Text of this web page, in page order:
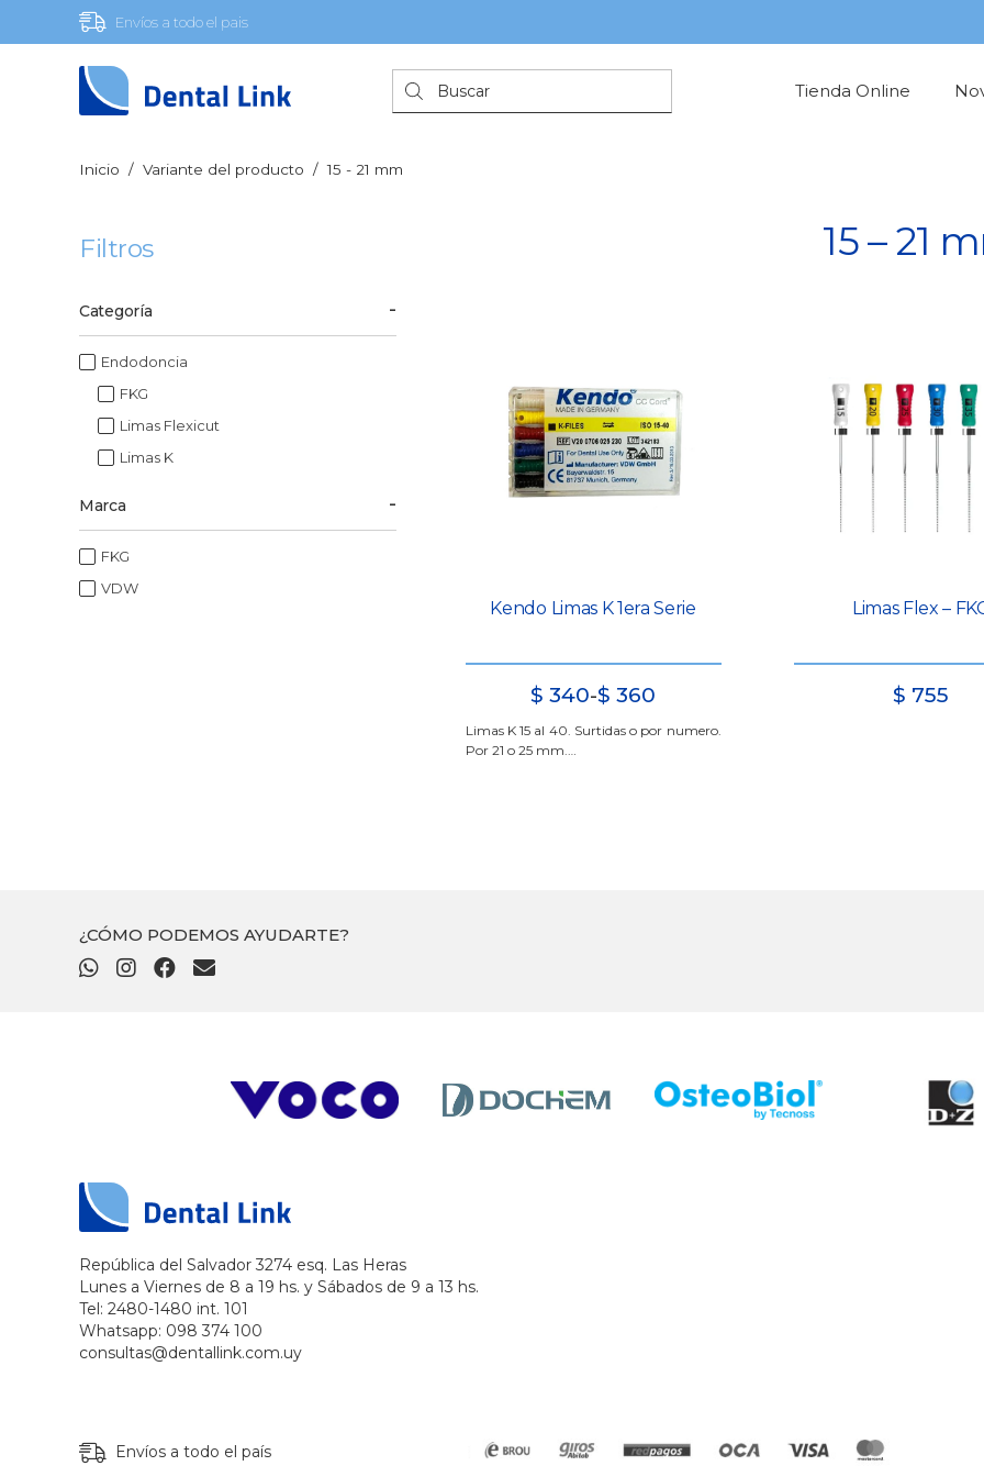
Envíos a todo el pais
Búsqueda
de
productos
Tienda Online
Inicio / Variante del producto / 15 - 21 mm
Filtros
Categoría
Endodoncia
FKG
Limas Flexicut
Limas K
Marca
FKG
VDW
15 – 21
Kendo Limas K 1era Serie
$340-$360
Rango
de
precios:
Limas K 15 al 40. Surtidas o por numero.
Por 21 o 25 mm.…
Limas Flex –
$ 755
¿CÓMO PODEMOS AYUDARTE?
República del Salvador 3274 esq. Las Heras
Lunes a Viernes de 8 a 19 hs. y Sábados de 9 a 13 hs.
Tel: 2480-1480 int. 101
Whatsapp: 098 374 100
consultas@dentallink.com.uy
Envíos a todo el país